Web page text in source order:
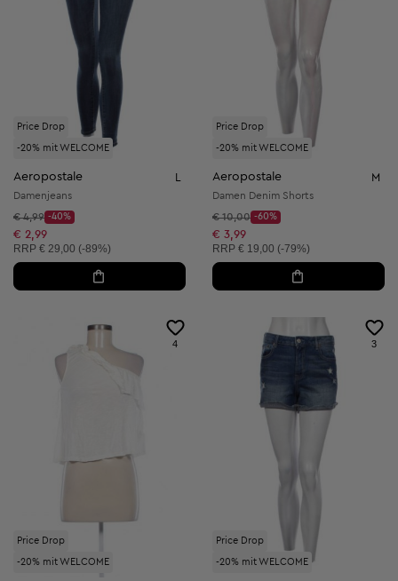
Price Drop
-20% mit WELCOME
Aeropostale
Damenjeans
Startpreis:
€ 4,99
Discount Price:
-40%
Reduzierter Preis:
€ 2,99
Unverbindliche Preisempfehlung:
RRP € 29,00 (-89%)
Price Drop
-20% mit WELCOME
Aeropostale M
Damen Denim Shorts
Startpreis:
€ 10,00
Discount Price:
-60%
Reduzierter Preis:
€ 3,99
Unverbindliche Preisempfehlung:
RRP € 19,00 (-79%)
Price Drop
-20% mit WELCOME
4
Price Drop
-20% mit WELCOME
3